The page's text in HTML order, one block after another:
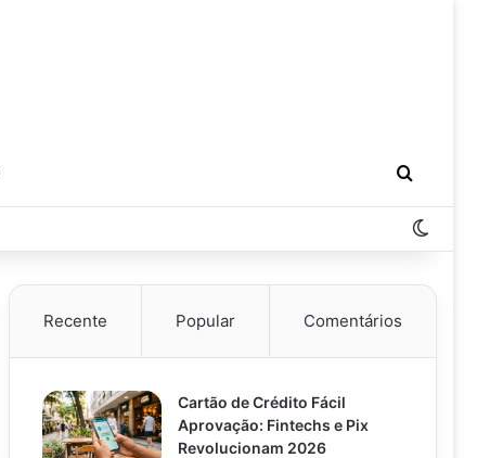
Procurar
Recente Popular Comentários
Cartão de Crédito Fácil
Aprovação: Fintechs e Pix
Revolucionam 2026